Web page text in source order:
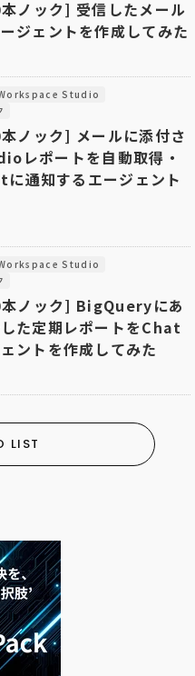
ノック] 受信したメール
ジェントを作成してみた
Studio
ノック] メールに添付さ
レポートを自動取得・
通知するエージェント
Studio
ノック] BigQueryにあ
た定期レポートをChat
ントを作成してみた
LIST